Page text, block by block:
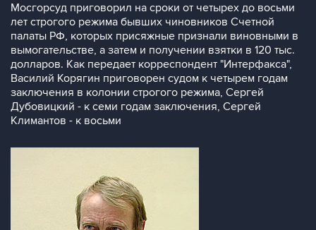
Мосгорсуд приговорил на сроки от четырех до восьми
лет строгого режима бывших чиновников Счетной
палаты РФ, которых присяжные признали виновными в
вымогательстве, а затем и получении взятки в 120 тыс.
долларов. Как передает корреспондент "Интерфакса",
Василий Корягин приговорен судом к четырем годам
заключения в колонии строгого режима, Сергей
Дубовицкий - к семи годам заключения, Сергей
Климантов - к восьми